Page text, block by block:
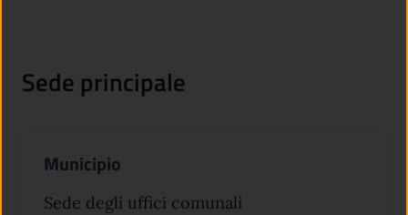
Sede principale
Municipio
Sede degli uffici comunali